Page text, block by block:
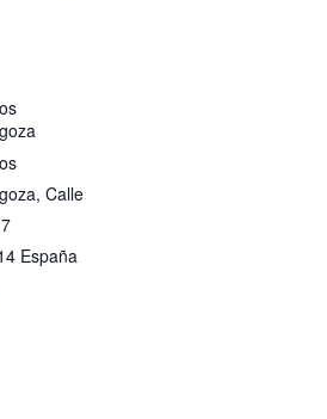
Calle
España